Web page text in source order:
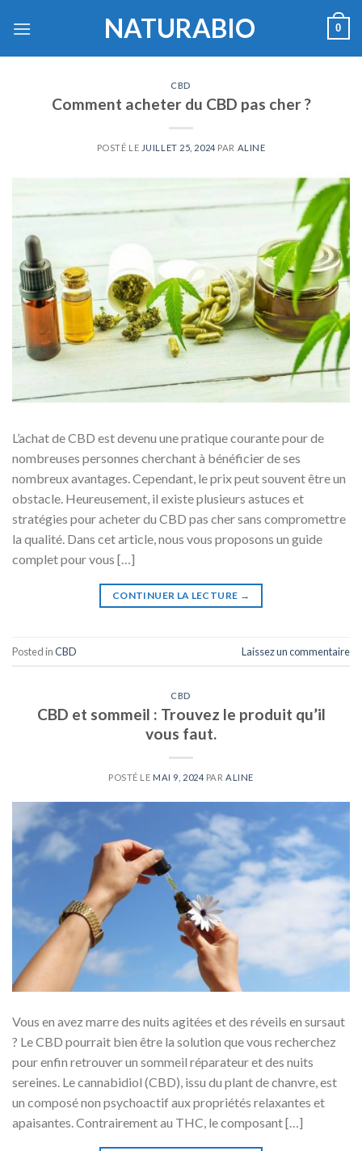
NATURABIO 0
CBD
Comment acheter du CBD pas cher ?
POSTÉ LE JUILLET 25, 2024 PAR ALINE
L’achat de CBD est devenu une pratique courante pour de
nombreuses personnes cherchant à bénéficier de ses
nombreux avantages. Cependant, le prix peut souvent être un
obstacle. Heureusement, il existe plusieurs astuces et
stratégies pour acheter du CBD pas cher sans compromettre
la qualité. Dans cet article, nous vous proposons un guide
complet pour vous […]
CONTINUER LA LECTURE →
Posted inCBD Laissez un commentaire
CBD
CBD et sommeil : Trouvez le produit qu’il
vous faut.
POSTÉ LE MAI 9, 2024 PARALINE
Vous en avez marre des nuits agitées et des réveils en sursaut
? Le CBD pourrait bien être la solution que vous recherchez
pour enfin retrouver un sommeil réparateur et des nuits
sereines. Le cannabidiol (CBD), issu du plant de chanvre, est
un composé non psychoactif aux propriétés relaxantes et
apaisantes. Contrairement au THC, le composant […]